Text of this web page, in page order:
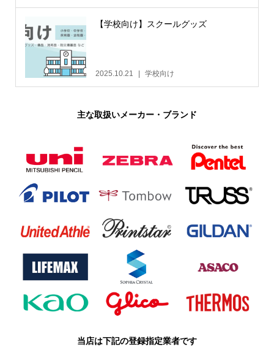
【学校向け】スクールグッズ
2025.10.21 学校向け
主な取扱いメーカー・ブランド
当店は下記の登録指定業者です